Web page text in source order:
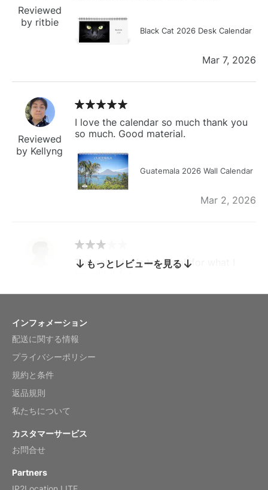
Reviewed
by ritbie
Black Cat 2026 Desk Calendar
Mar 7, 2026
Reviewed
by Kellyng
I love the calendar so much thank you
so much. Good material.
Guatemala 2026 Wall Calendar
Mar 2, 2026
by charles
The calendar is too small for what I
Reviewed
by Anne
もっとレビューを見る
インフォメーション
配送に関する情報
プライバシーポリシー
規約と条件
返品規則
私たちについて
カスタマーサービス
お問合せ
Partners